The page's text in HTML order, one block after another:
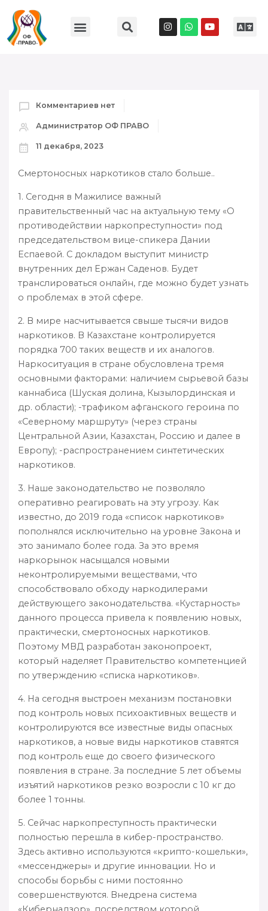
Комментариев нет
Администратор ОФ ПРАВО
11 декабря, 2023
Смертоносных наркотиков стало больше..
1. Сегодня в Мажилисе важный
правительственный час на актуальную тему «О
противодействии наркопреступности» под
председательством вице-спикера Дании
Еспаевой. С докладом выступит министр
внутренних дел Ержан Саденов. Будет
транслироваться онлайн, где можно будет узнать
о проблемах в этой сфере.
2. В мире насчитывается свыше тысячи видов
наркотиков. В Казахстане контролируется
порядка 700 таких веществ и их аналогов.
Наркоситуация в стране обусловлена тремя
основными факторами: наличием сырьевой базы
каннабиса (Шуская долина, Кызылординская и
др. области); -трафиком афганского героина по
«Северному маршруту» (через страны
Центральной Азии, Казахстан, Россию и далее в
Европу); -распространением синтетических
наркотиков.
3. Наше законодательство не позволяло
оперативно реагировать на эту угрозу. Как
известно, до 2019 года «список наркотиков»
пополнялся исключительно на уровне Закона и
это занимало более года. За это время
наркорынок насыщался новыми
неконтролируемыми веществами, что
способствовало обходу наркодилерами
действующего законодательства. «Кустарность»
данного процесса привела к появлению новых,
практически, смертоносных наркотиков.
Поэтому МВД разработан законопроект,
который наделяет Правительство компетенцией
по утверждению «списка наркотиков».
4. На сегодня выстроен механизм постановки
под контроль новых психоактивных веществ и
контролируются все известные виды опасных
наркотиков, а новые виды наркотиков ставятся
под контроль еще до своего физического
появления в стране. За последние 5 лет объемы
изъятий наркотиков резко возросли с 10 кг до
более 1 тонны.
5. Сейчас наркопреступность практически
полностью перешла в кибер-пространство.
Здесь активно используются «крипто-кошельки»,
«мессенджеры» и другие инновации. Но и
способы борьбы с ними постоянно
совершенствуются. Внедрена система